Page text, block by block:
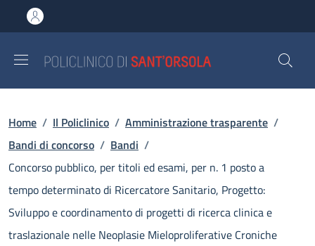
al contenuto principale
to footer content
Briciole di pane
Home / Il Policlinico / Amministrazione trasparente /
Bandi di concorso / Bandi /
Concorso pubblico, per titoli ed esami, per n. 1 posto a
tempo determinato di Ricercatore Sanitario, Progetto:
Sviluppo e coordinamento di progetti di ricerca clinica e
traslazionale nelle Neoplasie Mieloproliferative Croniche